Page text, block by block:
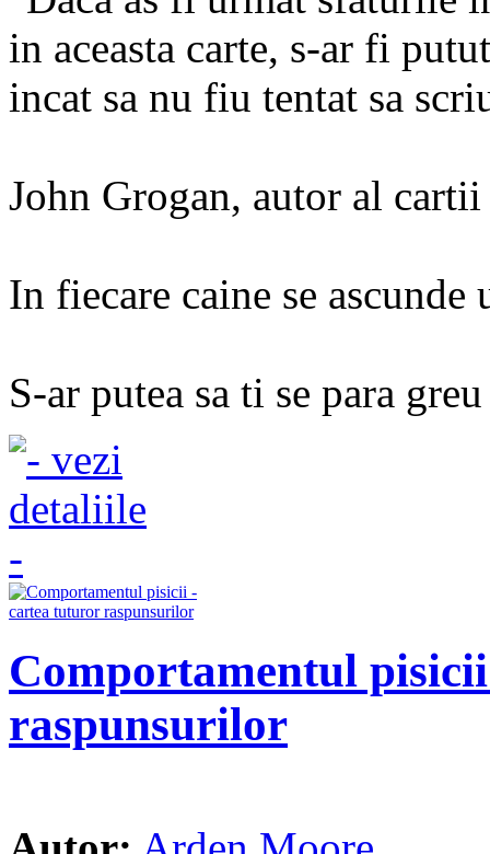
in aceasta carte, s-ar fi
incat sa nu fiu tentat sa
John Grogan, autor al
In fiecare caine se ascunde
S-ar putea sa ti se para
Comportamentul
raspunsurilor